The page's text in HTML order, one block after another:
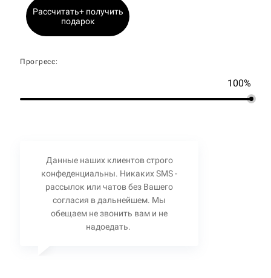
Рассчитать+ получить
подарок
Прогресс:
100%
Данные наших клиентов строго
конфеденциальны. Никаких SMS -
рассылок или чатов без Вашего
согласия в дальнейшем. Мы
обещаем не звонить вам и не
надоедать.